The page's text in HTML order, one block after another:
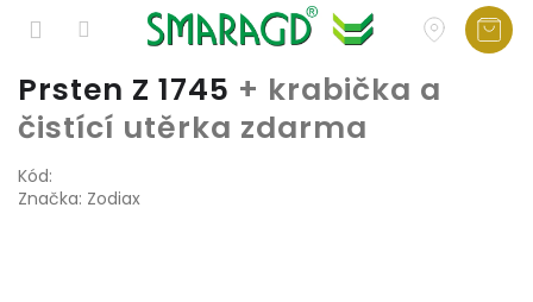
Přejít
obsah
Prsten Z 1745 + krabička a
čistící utěrka zdarma
Kód:
Značka: Zodiax